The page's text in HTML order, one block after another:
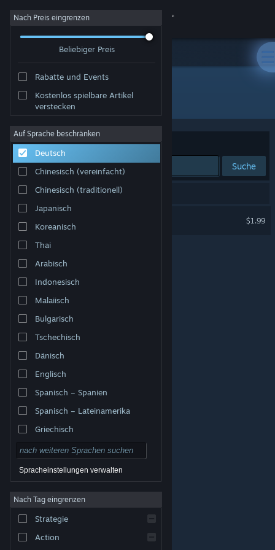
Anmelden
Info
Support
Sprache ändern
Steam-Mobile-App herunterladen
Desktopversion anzeigen
© Valve Corporation. Alle Rechte vorbehalten. Alle
USA und anderen Ländern.
Rechtliches
Barrierefreiheit
Nutzungsvertrag
Nach Preis eingrenzen
Beliebiger Preis
Rabatte und Events
Kostenlos spielbare Artikel
verstecken
Auf Sprache beschränken
Deutsch
Chinesisch (vereinfacht)
Chinesisch (traditionell)
Japanisch
Koreanisch
Thai
Arabisch
Indonesisch
Malaiisch
Bulgarisch
Tschechisch
Dänisch
Englisch
Spanisch – Spanien
Spanisch – Lateinamerika
Griechisch
Spracheinstellungen verwalten
Nach Tag eingrenzen
Strategie
Action
Entwickler: Un Pas Fragile Team
Sortieren nach Relevanz
Suche
1 Ergebnis entspricht Ihrer Suche.
$1.99